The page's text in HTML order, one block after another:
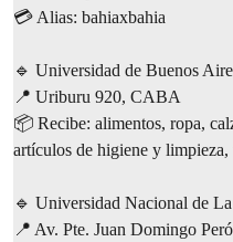
💳 Alias: bahiaxbahia
🔹 Universidad de Buenos
📍 Uriburu 920, CABA
📦 Recibe: alimentos, ropa,
artículos de higiene y limpieza,
🔹 Universidad Nacional de
📍 Av. Pte. Juan Domingo